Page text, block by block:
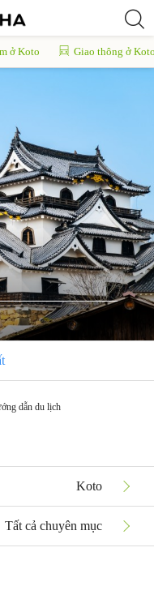
ở Koto Giao thông ở
dẫn du lịch
Koto
Tất cả chuyên mục